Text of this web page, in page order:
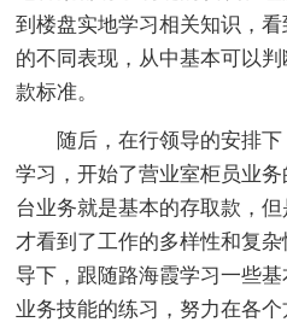
到楼盘实地学习相关知识，
的不同表现，从中基本可以
款标准。
随后，在行领导的安排
学习，开始了营业室柜员业
台业务就是基本的存取款，
才看到了工作的多样性和复
导下，跟随路海霞学习一些
业务技能的练习，努力在各